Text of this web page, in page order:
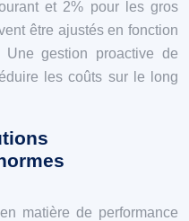
et 2% pour les gros
être ajustés en fonction
gestion proactive de
les coûts sur le long
matière de performance